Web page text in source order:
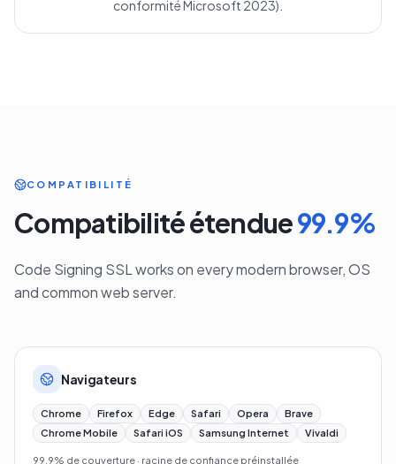
conformité Microsoft 2023).
COMPATIBILITÉ
Compatibilité étendue99.9%
Code Signing SSL works on every modern browser, OS
and common web server.
Navigateurs
Chrome Firefox Edge Safari Opera
Brave
Chrome Mobile
Safari iOS Samsung Internet Vivaldi
99.9% de couverture · racine de confiance préinstallée